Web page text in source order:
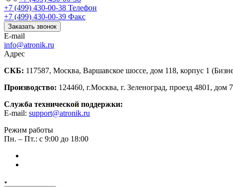
+7 (499) 430-00-38 Телефон
+7 (499) 430-00-39 Факс
Заказать звонок
E-mail
info@atronik.ru
Адрес
СКБ: 117587, Москва, Варшавское шоссе, дом 118, корпус 1
Производство: 124460, г.Москва, г. Зеленоград, проезд 4801, дом
Служба технической поддержки:
E-mail: support@atronik.ru
Режим работы
Пн. – Пт.: с 9:00 до 18:00